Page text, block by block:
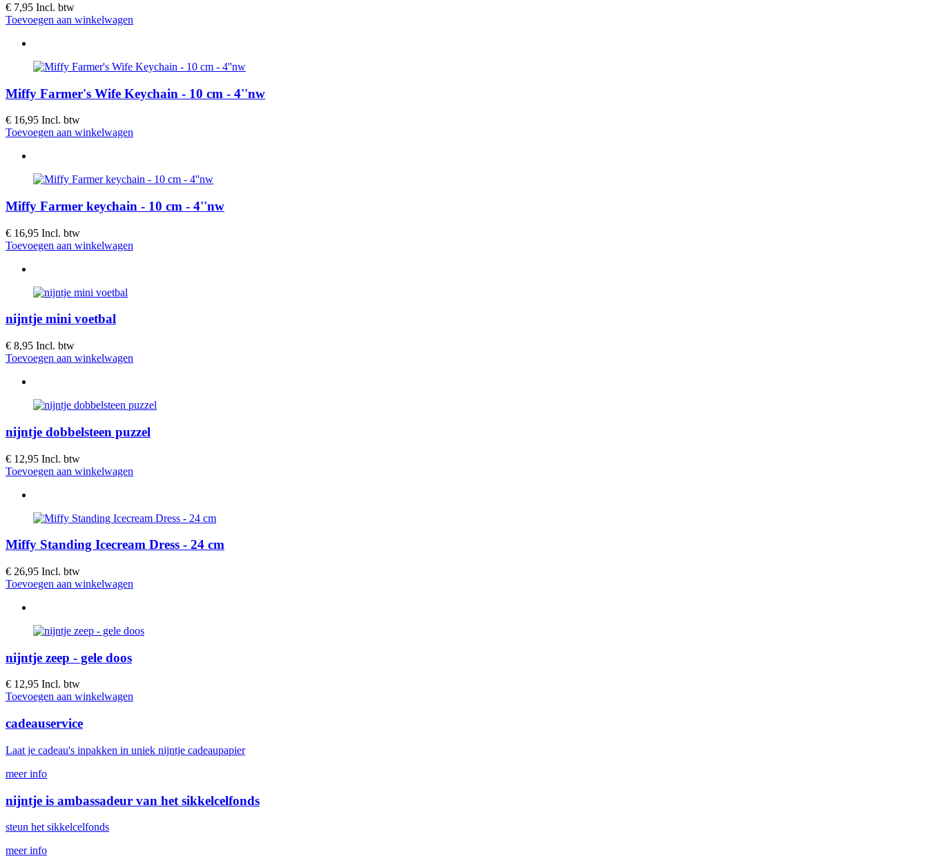
€ 7,95 Incl. btw
Toevoegen aan winkelwagen
Miffy Farmer's Wife Keychain - 10 cm - 4''nw
€ 16,95 Incl. btw
Toevoegen aan winkelwagen
Miffy Farmer keychain - 10 cm - 4''nw
€ 16,95 Incl. btw
Toevoegen aan winkelwagen
nijntje mini voetbal
€ 8,95 Incl. btw
Toevoegen aan winkelwagen
nijntje dobbelsteen puzzel
€ 12,95 Incl. btw
Toevoegen aan winkelwagen
Miffy Standing Icecream Dress - 24 cm
€ 26,95 Incl. btw
Toevoegen aan winkelwagen
nijntje zeep - gele doos
€ 12,95 Incl. btw
Toevoegen aan winkelwagen
cadeauservice
Laat je cadeau's inpakken in uniek nijntje cadeaupapier
meer info
nijntje is ambassadeur van het sikkelcelfonds
steun het sikkelcelfonds
meer info